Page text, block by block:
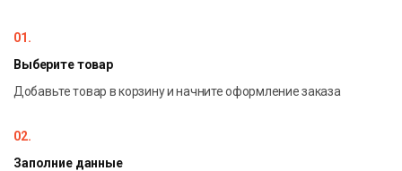
01.
Выберите товар
Добавьте товар в корзину и начните оформление заказа
02.
Заполние данные